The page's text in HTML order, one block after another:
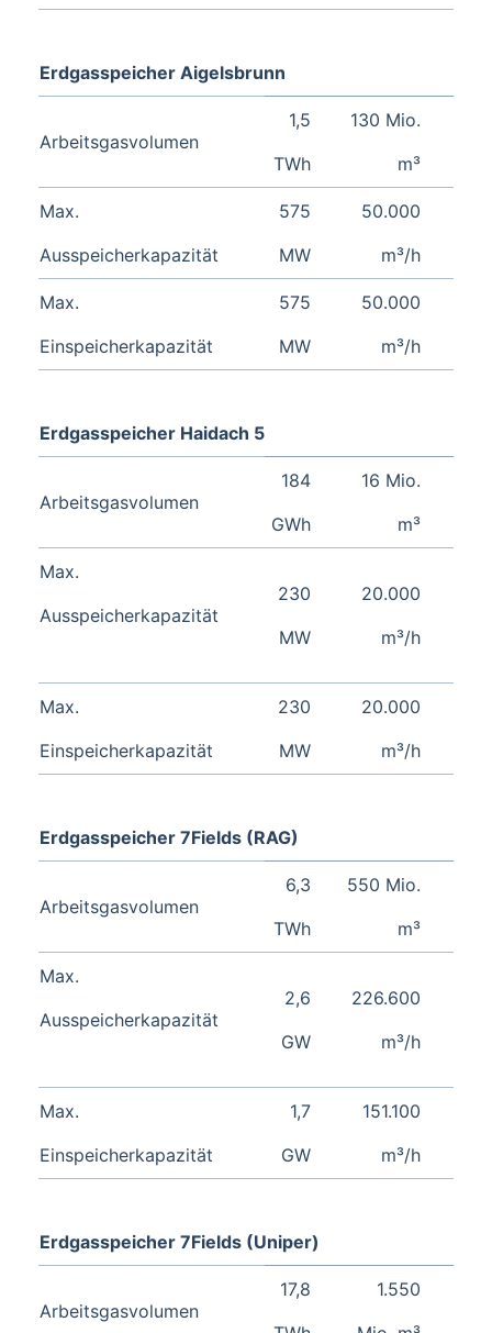
Erdgasspeicher Aigelsbrunn
Arbeitsgasvolumen
1,5
TWh
130 Mio.
m³
Max.
Ausspeicherkapazität
575
MW
50.000
m³/h
Max.
Einspeicherkapazität
575
MW
50.000
m³/h
Erdgasspeicher Haidach 5
Arbeitsgasvolumen
184
GWh
16 Mio.
m³
Max.
Ausspeicherkapazität
230
MW
20.000
m³/h
Max.
Einspeicherkapazität
230
MW
20.000
m³/h
Erdgasspeicher 7Fields (RAG)
Arbeitsgasvolumen
6,3
TWh
550 Mio.
m³
Max.
Ausspeicherkapazität
2,6
GW
226.600
m³/h
Max.
Einspeicherkapazität
1,7
GW
151.100
m³/h
Erdgasspeicher 7Fields (Uniper)
Arbeitsgasvolumen
17,8
1.550